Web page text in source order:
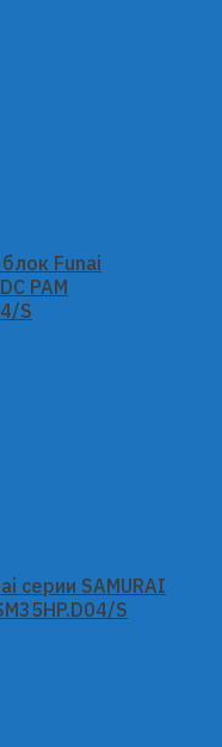
серии SAMURAI
S